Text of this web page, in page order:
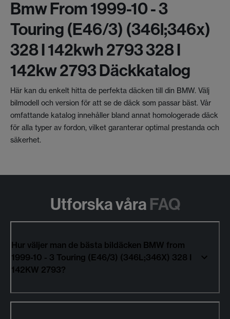
Bmw From 1999-10 - 3
Touring (e46/3) (346l;346x)
328 I 142kwh 2793 328 I
142kw 2793 Däckkatalog
Här kan du enkelt hitta de perfekta däcken till din BMW. Välj
bilmodell och version för att se de däck som passar bäst. Vår
omfattande katalog innehåller bland annat homologerade däck
för alla typer av fordon, vilket garanterar optimal prestanda och
säkerhet.
Utforska våra FAQ
Hur väljer man de bästa bildäcken BMW from
1999-10 - 3 Touring (E46/3) (346L;346X) 328 I
142KW 2793?